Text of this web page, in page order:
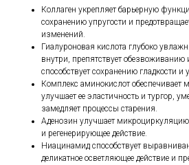
Коллаген укрепляет барьерную
сохранению упругости и
изменений.
Гиалуроновая кислота глубоко
внутри, препятствует обезвоживанию
способствует сохранению гладкости и
Комплекс аминокислот
улучшает ее эластичность и тургор,
замедляет процессы старения.
Аденозин улучшает
и регенерирующее действие.
Ниацинамид способствует
деликатное осветляющее действие и